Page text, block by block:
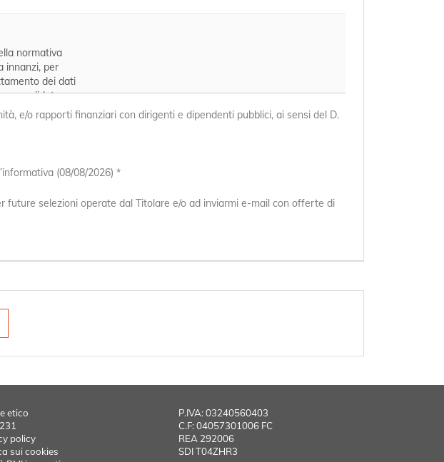
e/o rapporti finanziari con dirigenti e dipendenti pubblici, ai sensi del D.
(08/08/2026) *
selezioni operate dal Titolare e/o ad inviarmi e-mail con offerte di
etico
policy
sui cookies
P.IVA: 03240560403
C.F: 04057301006 FC
REA 292006
SDI T04ZHR3